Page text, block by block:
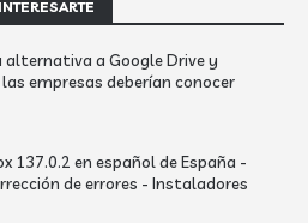
alternativa a Google Drive y
empresas deberían conocer
137.0.2 en español de España -
de errores - Instaladores